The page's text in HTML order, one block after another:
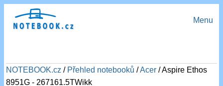
Menu
NOTEBOOK.cz / Přehled notebooků /Acer / Aspire Ethos
8951G - 267161.5TWikk